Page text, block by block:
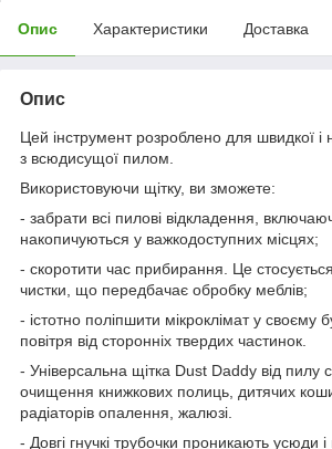
Опис Характеристики Доставка
Опис
Цей інструмент розроблено для швидкої
з всюдисущої пилом.
Використовуючи щітку, ви зможете:
- забрати всі пилові відкладення,
накопичуються у важкодоступних місцях;
- скоротити час прибирання. Це
чистки, що передбачає обробку меблів;
- істотно поліпшити мікроклімат у своєму
повітря від сторонніх твердих частинок.
- Універсальна щітка Dust Daddy від пилу
очищення книжкових полиць, дитячих
радіаторів опалення, жалюзі.
- Довгі гнучкі трубочки проникають усюди